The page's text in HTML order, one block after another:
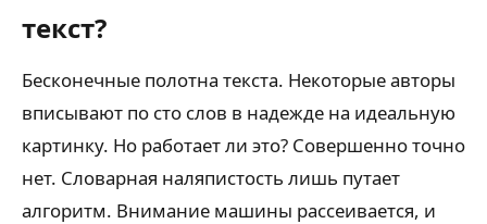
текст?
Бесконечные полотна текста. Некоторые авторы
вписывают по сто слов в надежде на идеальную
картинку. Но работает ли это? Совершенно точно
нет. Словарная наляпистость лишь путает
алгоритм. Внимание машины рассеивается, и